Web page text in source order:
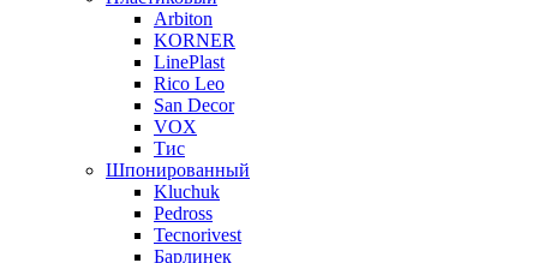
Arbiton
KORNER
LinePlast
Rico Leo
San Decor
VOX
Тис
Шпонированный
Kluchuk
Pedross
Tecnorivest
Барлинек